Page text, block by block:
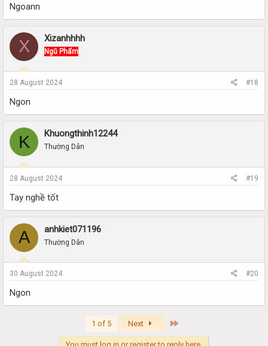
Ngoann
X Xizanhhhh
Ngũ Phẩm
28 August 2024 #18
Ngon
K Khuongthinh12244
Thường Dân
28 August 2024 #19
Tay nghề tốt
A anhkiet071196
Thường Dân
30 August 2024 #20
Ngon
1 of 5 Next